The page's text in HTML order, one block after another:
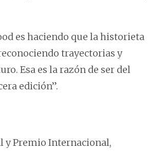
es haciendo que la historieta
trayectorias y
Esa es la razón de ser del
edición”.
y Premio Internacional,